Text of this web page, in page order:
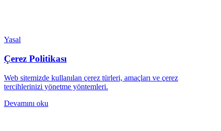
Yasal
Çerez Politikası
Web sitemizde kullanılan çerez türleri, amaçları ve çerez
tercihlerinizi yönetme yöntemleri.
Devamını oku